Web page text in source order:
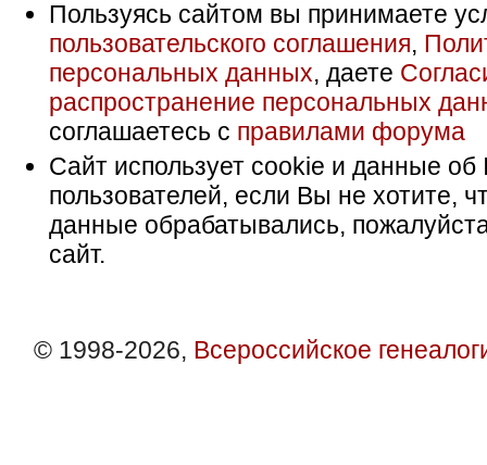
Пользуясь сайтом вы принимаете
пользовательского соглашения,
персональных данных, даете
распространение персональных
соглашаетесь с правилами форума
Сайт использует cookie и данные об
пользователей, если Вы не хотите,
данные обрабатывались,
сайт.
© 1998-2026, Всероссийское